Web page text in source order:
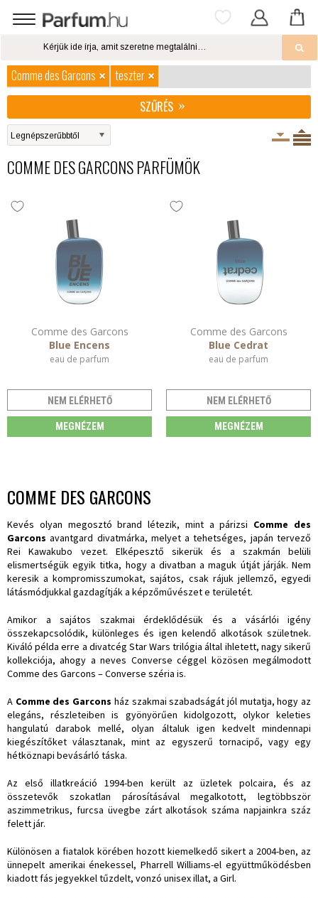
Comme des Garcons
teszter
SZŰRÉS
COMME DES GARCONS PARFÜMÖK
Comme des Garcons
Blue Encens
eau de parfum
NEM ELÉRHETŐ
MEGNÉZEM
Comme des Garcons
Blue Cedrat
eau de parfum
NEM ELÉRHETŐ
MEGNÉZEM
COMME DES GARCONS
Kevés olyan megosztó brand létezik, mint a párizsi Comme des
Garcons avantgard divatmárka, melyet a tehetséges, japán tervező
Rei Kawakubo vezet. Elképesztő sikerük és a szakmán belüli
elismertségük egyik titka, hogy a divatban a maguk útját járják. Nem
keresik a kompromisszumokat, sajátos, csak rájuk jellemző, egyedi
látásmódjukkal gazdagítják a képzőművészet e területét.
Amikor a sajátos szakmai érdeklődésük és a vásárlói igény
összekapcsolódik, különleges és igen kelendő alkotások születnek.
Kiváló példa erre a divatcég Star Wars trilógia által ihletett, nagy sikerű
kollekciója, ahogy a neves Converse céggel közösen megálmodott
Comme des Garcons – Converse széria is.
A Comme des Garcons ház szakmai szabadságát jól mutatja, hogy az
elegáns, részleteiben is gyönyörűen kidolgozott, olykor keleties
hangulatú darabok mellé, olyan általuk igen kedvelt mindennapi
kiegészítőket választanak, mint az egyszerű tornacipő, vagy egy
hétköznapi bevásárló táska.
Az első illatkreáció 1994-ben került az üzletek polcaira, és az
összetevők szokatlan párosításával megalkotott, legtöbbször
aszimmetrikus, furcsa üvegbe zárt alkotások száma napjainkra száz
felett jár.
Különösen a fiatalok körében hozott kiemelkedő sikert a 2004-ben, az
ünnepelt amerikai énekessel, Pharrell Williams-el együttműködésben
kiadott fás jegyekkel tűzdelt, vonzó unisex illat, a Girl.